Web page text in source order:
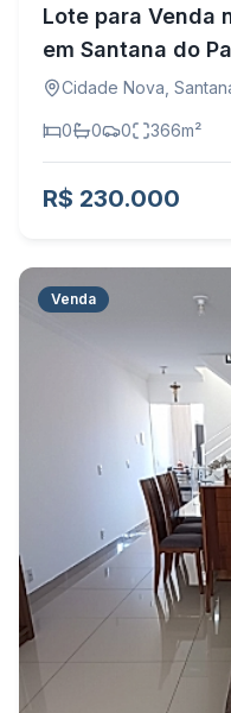
Lote para Venda
em Santana do
Cidade Nova,
0 0 0 366m²
R$ 230.000
Venda